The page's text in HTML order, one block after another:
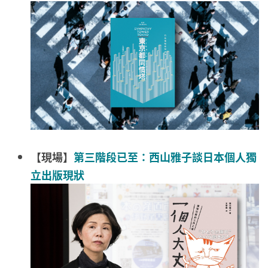
【現場】 第三階段已至：西山雅子談日本個人獨
立出版現狀